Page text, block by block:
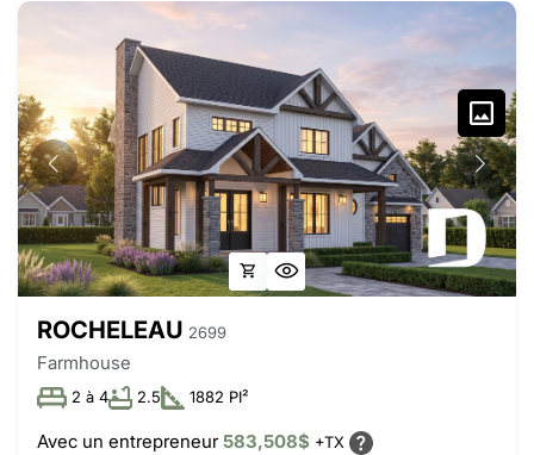
ROCHELEAU 2699
Farmhouse
2 à 4 2.5 1882 PI²
Avec un entrepreneur583,508$ +TX